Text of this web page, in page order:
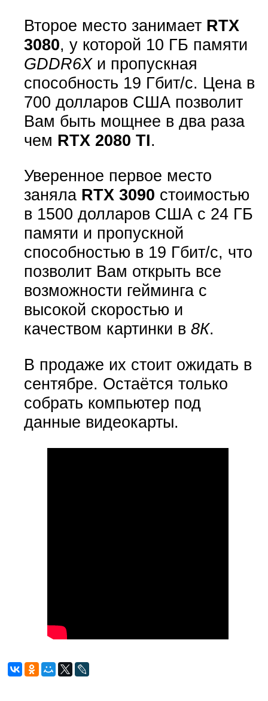
Второе место занимает RTX
3080, у которой 10 ГБ памяти
GDDR6Xи пропускная
способность 19 Гбит/с. Цена в
700 долларов США позволит
Вам быть мощнее в два раза
чем RTX 2080 TI.
Уверенное первое место
заняла RTX 3090 стоимостью
в 1500 долларов США с 24 ГБ
памяти и пропускной
способностью в 19 Гбит/с, что
позволит Вам открыть все
возможности гейминга с
высокой скоростью и
качеством картинки в 8К.
В продаже их стоит ожидать в
сентябре. Остаётся только
собрать компьютер под
данные видеокарты.